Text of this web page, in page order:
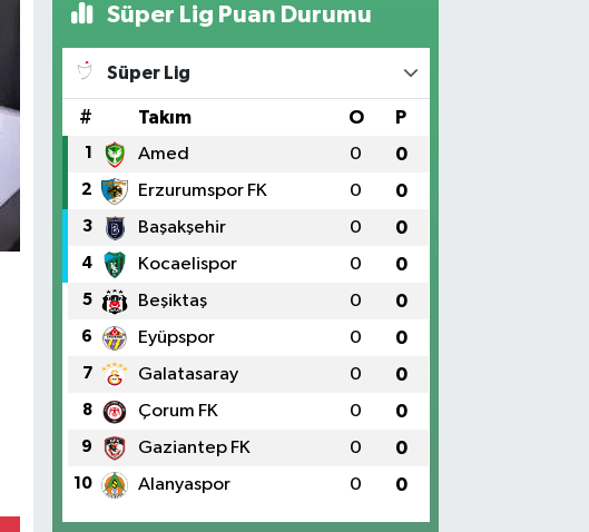
Süper Lig Puan Durumu
Süper Lig
# Takım O P
1 Amed 0 0
2 Erzurumspor FK 0 0
3 Başakşehir 0 0
4 Kocaelispor 0 0
5 Beşiktaş 0 0
6 Eyüpspor 0 0
7 Galatasaray 0 0
8 Çorum FK 0 0
9 Gaziantep FK 0 0
10 Alanyaspor 0 0